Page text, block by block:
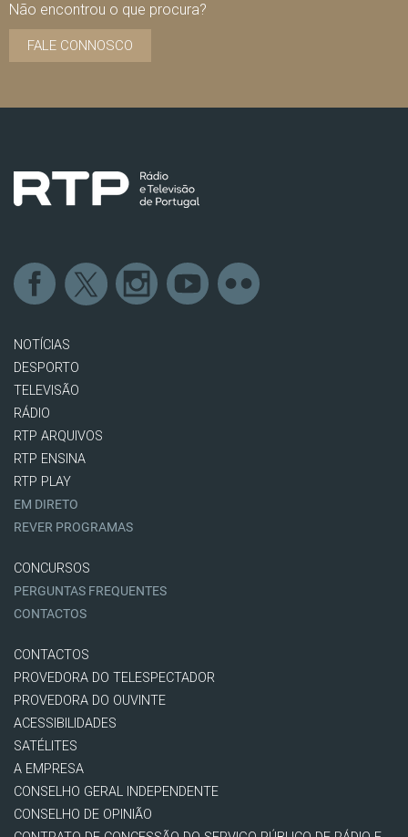
Não encontrou o que procura?
FALE CONNOSCO
NOTÍCIAS
DESPORTO
TELEVISÃO
RÁDIO
RTP ARQUIVOS
RTP ENSINA
RTP PLAY
EM DIRETO
REVER PROGRAMAS
CONCURSOS
PERGUNTAS FREQUENTES
CONTACTOS
CONTACTOS
PROVEDORA DO TELESPECTADOR
PROVEDORA DO OUVINTE
ACESSIBILIDADES
SATÉLITES
A EMPRESA
CONSELHO GERAL INDEPENDENTE
CONSELHO DE OPINIÃO